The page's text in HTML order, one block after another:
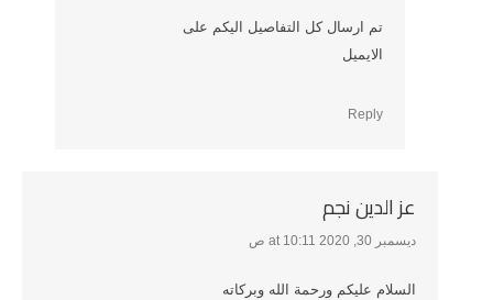
تم ارسال كل التفاصيل اليكم على
الايميل
Reply
عز الدين نجم
says:
ديسمبر 30, 2020 at 10:11 ص
السلام عليكم ورحمة الله وبركاته